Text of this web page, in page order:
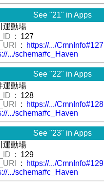
See "21" in Apps
運動場
: 127
:
https://.../CmnInfo#127
.../schema#c_Haven
See "22" in Apps
運動場
: 128
:
https://.../CmnInfo#128
.../schema#c_Haven
See "23" in Apps
運動場
: 129
:
https://.../CmnInfo#129
.../schema#c_Haven